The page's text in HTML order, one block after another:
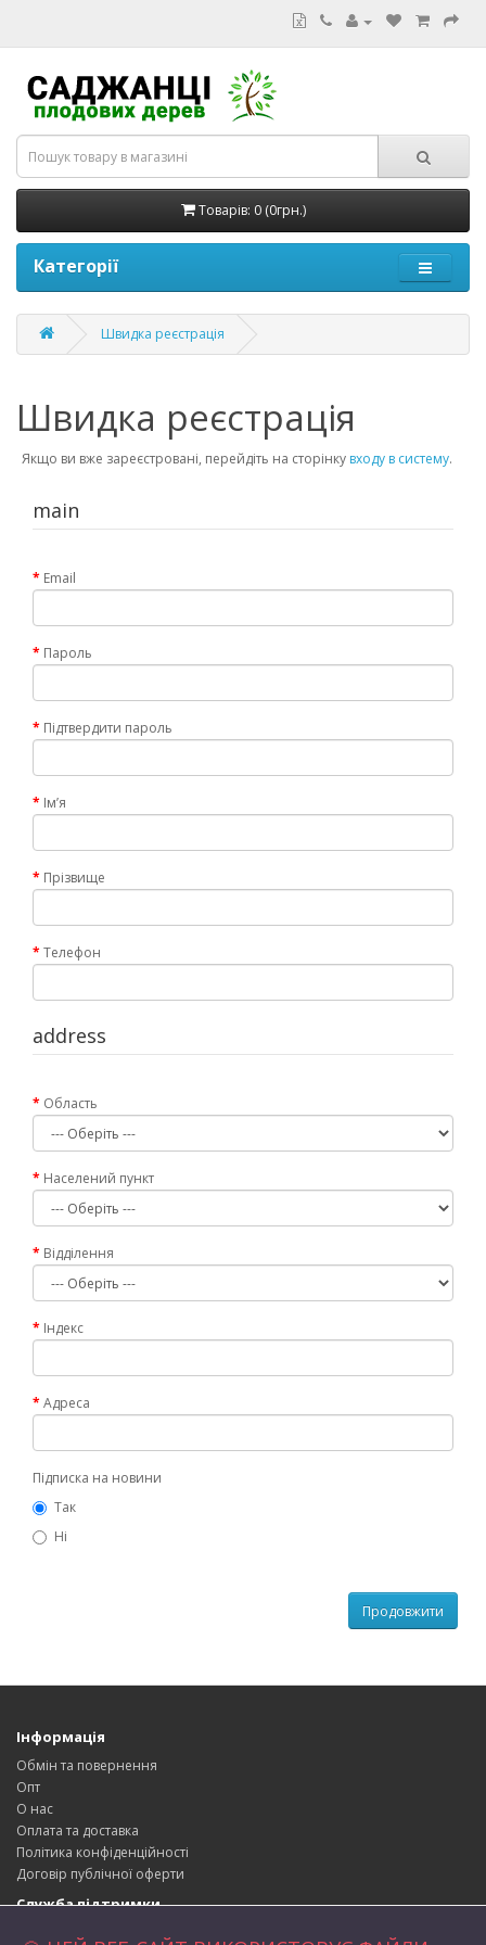
Товарів: 0 (0грн.)
Категорії
Швидка реєстрація
Швидка реєстрація
Якщо ви вже зареєстровані, перейдіть на сторінку входу в систему.
main
Email
Пароль
Підтвердити пароль
Імʼя
Прізвище
Телефон
address
Область
Населений пункт
Відділення
Індекс
Адреса
Підписка на новини
Так
Ні
Продовжити
Інформація
Обмін та повернення
Опт
О нас
Оплата та доставка
Політика конфіденційності
Договір публічної оферти
Служба підтримки